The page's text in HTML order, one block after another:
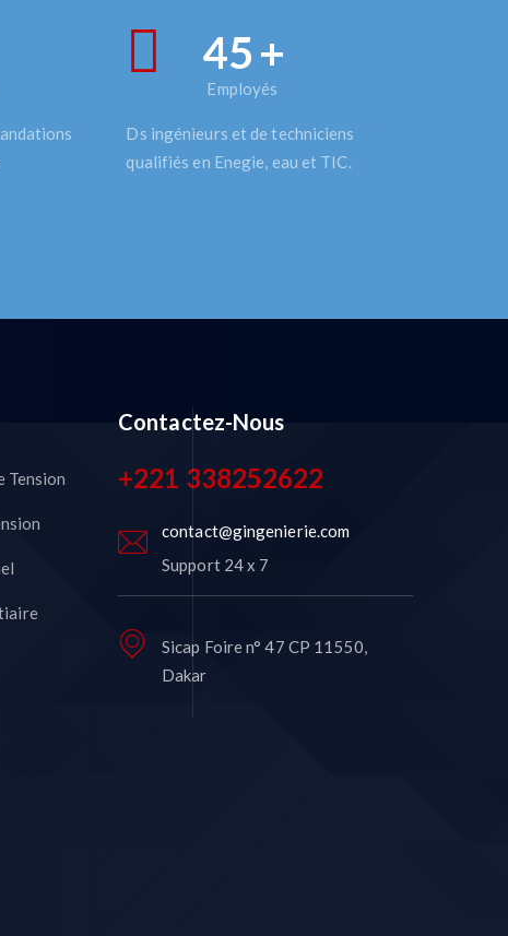
50+
Employés
Ds ingénieurs et de techniciens
qualifiés en Enegie, eau et TIC.
Tension
Contactez-Nous
+221 338252622
contact@gingenierie.com
Support 24 x 7
Sicap Foire n° 47 CP 11550,
Dakar